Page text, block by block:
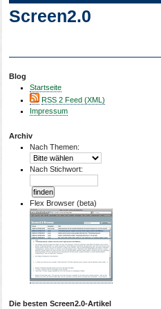
Screen2.0
Blog
Startseite
RSS 2 Feed (XML)
Impressum
Archiv
Nach Themen:
Nach Stichwort:
Flex Browser (beta)
Die besten Screen2.0-Artikel